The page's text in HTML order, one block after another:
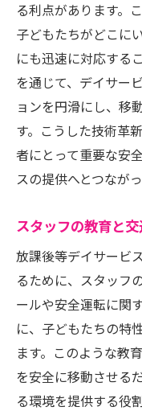
る利点があります。
子どもたちがどこに
にも迅速に対応する
を通じて、デイサー
ョンを円滑にし、移
す。こうした技術革
者にとって重要な安
スの提供へとつながっ
スタッフの教育と
放課後等デイサービ
るために、スタッフ
ールや安全運転に関
に、子どもたちの特
ます。このような教
を安全に移動させる
る環境を提供する役